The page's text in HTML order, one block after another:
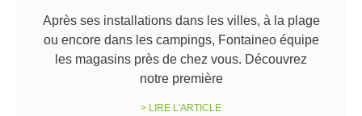
Après ses installations dans les villes, à la plage
ou encore dans les campings, Fontaineo équipe
les magasins près de chez vous. Découvrez
notre première
> LIRE L'ARTICLE